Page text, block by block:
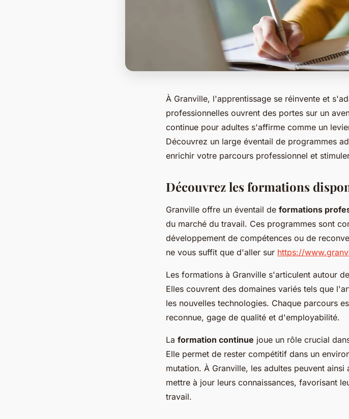
À Granville, l'apprentissage se réinvente et
professionnelles ouvrent des portes sur un
continue pour adultes s'affirme comme un
Découvrez un large éventail de programmes
enrichir votre parcours professionnel et
Découvrez les formations
Granville offre un éventail de formations
du marché du travail. Ces programmes sont
développement de compétences ou de
ne vous suffit que d'aller sur https://
Les formations à Granville s'articulent autour
Elles couvrent des domaines variés tels que
les nouvelles technologies. Chaque parcours
reconnue, gage de qualité et d'employabilité.
La formation continue joue un rôle crucial
Elle permet de rester compétitif dans un
mutation. À Granville, les adultes peuvent
mettre à jour leurs connaissances, favorisant
travail.